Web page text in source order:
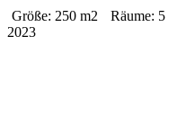
Größe: 250 m2 Räume: 5
2023